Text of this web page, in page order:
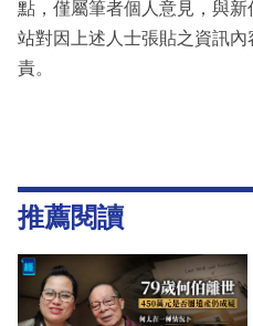
點，僅屬筆者個人意見，與
站對因上述人士張貼之資訊
責。
推薦閱讀